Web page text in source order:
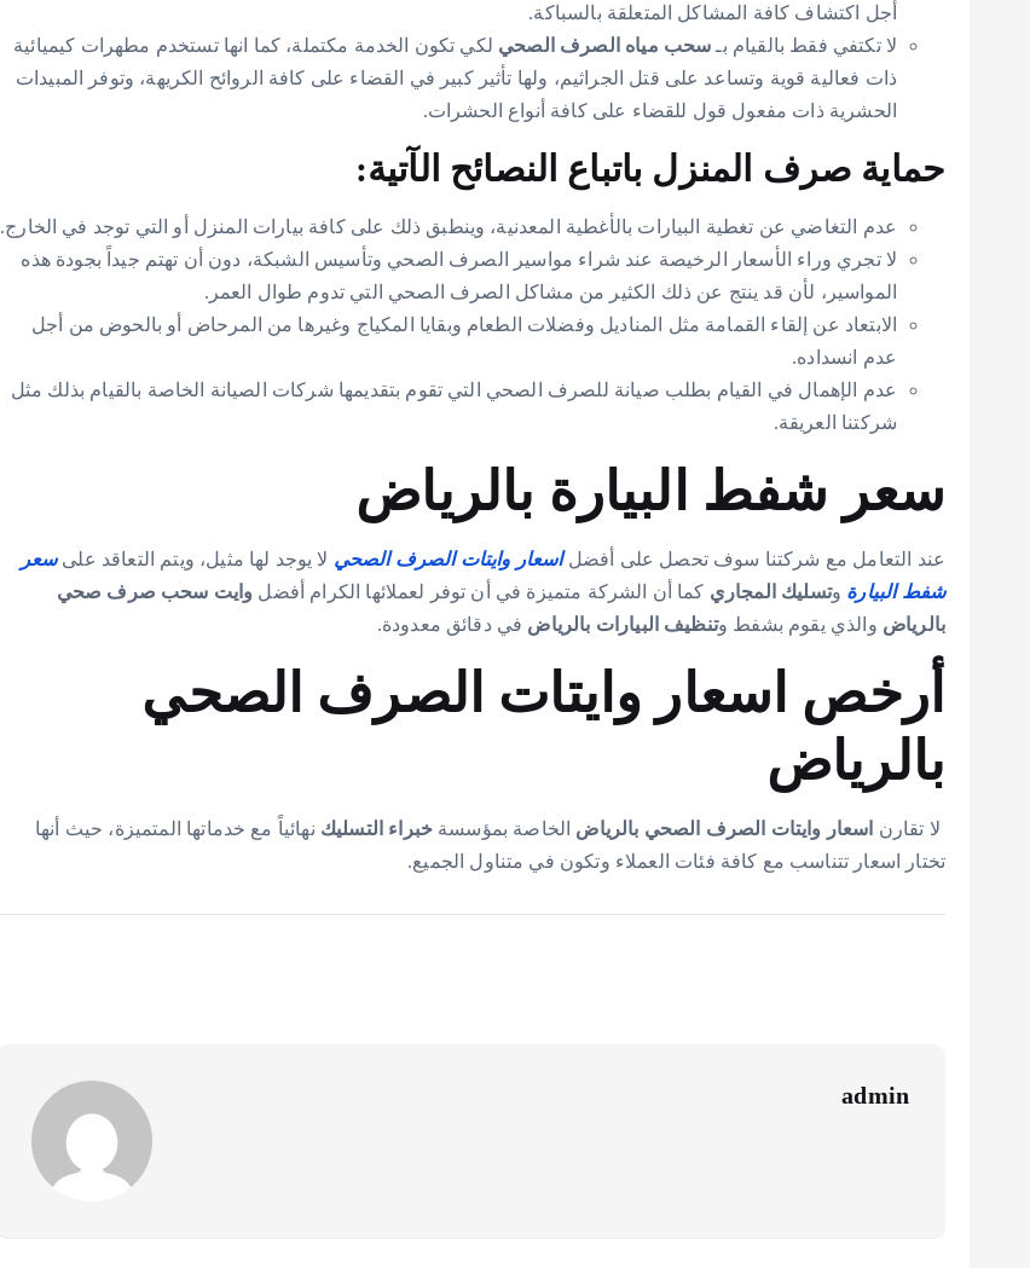
أجل اكتشاف كافة المشاكل المتعلقة بالسباكة.
لا تكتفي فقط بالقيام بـ سحب مياه الصرف الصحي لكي تكون الخدمة مكتملة، كما انها تستخدم مطهرات كيميائية
ذات فعالية قوية وتساعد على قتل الجراثيم، ولها تأثير كبير في القضاء على كافة الروائح الكريهة، وتوفر المبيدات
الحشرية ذات مفعول قول للقضاء على كافة أنواع الحشرات.
حماية صرف المنزل باتباع النصائح الآتية:
عدم التغاضي عن تغطية البيارات بالأغطية المعدنية، وينطبق ذلك على كافة بيارات المنزل أو التي توجد في الخارج.
لا تجري وراء الأسعار الرخيصة عند شراء مواسير الصرف الصحي وتأسيس الشبكة، دون أن تهتم جيداً بجودة هذه
المواسير، لأن قد ينتج عن ذلك الكثير من مشاكل الصرف الصحي التي تدوم طوال العمر.
الابتعاد عن إلقاء القمامة مثل المناديل وفضلات الطعام وبقايا المكياج وغيرها من المرحاض أو بالحوض من أجل
عدم انسداده.
عدم الإهمال في القيام بطلب صيانة للصرف الصحي التي تقوم بتقديمها شركات الصيانة الخاصة بالقيام بذلك مثل
شركتنا العريقة.
سعر شفط البيارة بالرياض
عند التعامل مع شركتنا سوف تحصل على أفضلاسعار وايتات الصرف الصحي لا يوجد لها مثيل، ويتم التعاقد علىسعر
شفط البيارة وتسليك المجاري كما أن الشركة متميزة في أن توفر لعملائها الكرام أفضل وايت سحب صرف صحي
بالرياض والذي يقوم بشفط وتنظيف البيارات بالرياض في دقائق معدودة.
أرخص اسعار وايتات الصرف الصحي
بالرياض
لا تقارن اسعار وايتات الصرف الصحي بالرياض الخاصة بمؤسسة خبراء التسليك نهائياً مع خدماتها المتميزة، حيث أنها
تختار اسعار تتناسب مع كافة فئات العملاء وتكون في متناول الجميع.
admin